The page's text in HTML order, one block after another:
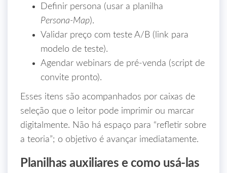
Definir persona (usar a planilha
Persona‑Map).
Validar preço com teste A/B (link para
modelo de teste).
Agendar webinars de pré‑venda (script de
convite pronto).
Esses itens são acompanhados por caixas de
seleção que o leitor pode imprimir ou marcar
digitalmente. Não há espaço para “refletir sobre
a teoria”; o objetivo é avançar imediatamente.
Planilhas auxiliares e como usá‑las